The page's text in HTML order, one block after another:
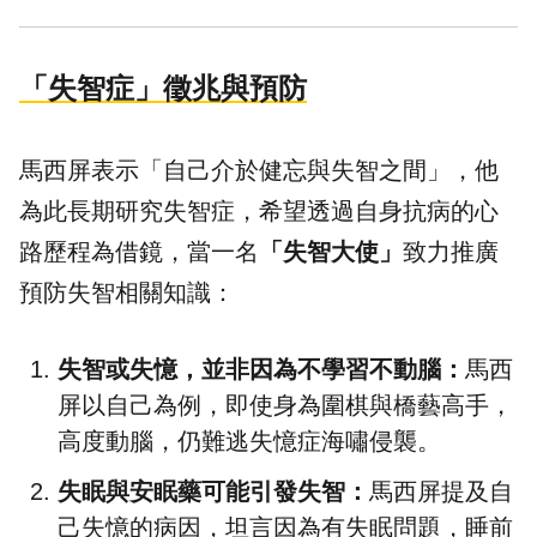
「失智症」徵兆與預防
馬西屏表示「自己介於健忘與失智之間」，他
為此長期研究失智症，希望透過自身抗病的心
路歷程為借鏡，當一名
「失智大使」 致力推廣
預防失智相關知識：
失智或失憶，並非因為不學習不動腦： 馬西
屏以自己為例，即使身為圍棋與橋藝高手，
高度動腦，仍難逃失憶症海嘯侵襲。
失眠與安眠藥可能引發失智： 馬西屏提及自
己失憶的病因，坦言因為有失眠問題，睡前